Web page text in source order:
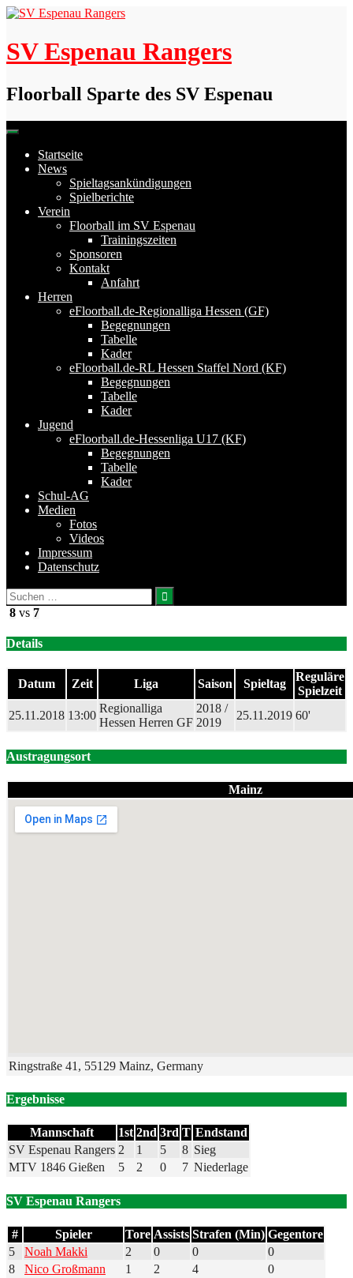
Skip
content
SV Espenau Rangers
Floorball Sparte des SV Espenau
Startseite
News
Spieltagsankündigungen
Spielberichte
Verein
Floorball im SV Espenau
Trainingszeiten
Sponsoren
Kontakt
Anfahrt
Herren
eFloorball.de-Regionalliga Hessen (GF)
Begegnungen
Tabelle
Kader
eFloorball.de-RL Hessen Staffel Nord (KF)
Begegnungen
Tabelle
Kader
Jugend
eFloorball.de-Hessenliga U17 (KF)
Begegnungen
Tabelle
Kader
Schul-AG
Medien
Fotos
Videos
Impressum
Datenschutz
Suchen
nach:
8 vs 7
Details
Datum Zeit Liga Saison Spieltag
Reguläre
Spielzeit
25.11.2018 13:00
Regionalliga
Hessen Herren GF
2018 /
2019
25.11.2019 60'
Austragungsort
Mainz
Ringstraße 41, 55129 Mainz, Germany
Ergebnisse
Mannschaft 1st 2nd 3rd T Endstand
SV Espenau Rangers 2 1 5 8 Sieg
MTV 1846 Gießen
5 2 0 7 Niederlage
SV Espenau Rangers
# Spieler Tore Assists Strafen (Min) Gegentore
5
Noah Makki 2 0 0
0
8
Nico Großmann 1 2 4
0